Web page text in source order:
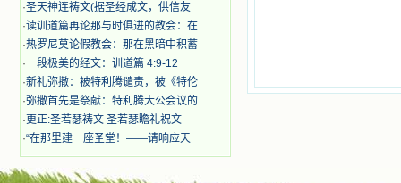
的斑斑泪痕弄得模糊不清的字句，那
些被主的爱火所燃烧而离开家乡来到
中国的传教士，我多么爱你们啊！我
心中流淌着多少感激的泪水。 他
们受苦却觉得喜乐，因为他们爱主，
他们感到能为主受一点苦是多么喜乐
歌，因他们无法不称颂主，因主使他
们的心灵洋溢了快乐；他们激发了我
内心神圣的热情，在我的心灵深处燃
烧起一股无法扑灭的火焰，他们那强
·圣天神连祷文(据圣经成文，供信友
·读训道篇再论那与时俱进的教会：在
·热罗尼莫论假教会：那在黑暗中积蓄
·一段极美的经文：训道篇 4:9-12
·新礼弥撒：被特利腾谴责，被《特伦
·弥撒首先是祭献：特利腾大公会议的
·更正:圣若瑟祷文 圣若瑟瞻礼祝文
·“在那里建一座圣堂！——请响应天